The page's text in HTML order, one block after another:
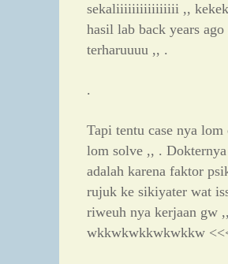
sekaliiiiiiiiiiiiiiii ,,
hasil lab back years
terharuuuu ,, .
.
Tapi tentu case nya
lom solve ,, .
adalah karena faktor
rujuk ke sikiyater wat
riweuh nya kerjaan gw
wkkwkwkkwkwkkw